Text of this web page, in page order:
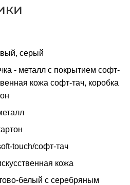
серый
- металл c покрытием софт-
кожа софт-тач, коробка
touch/софт-тач
кожа
белый с серебряным